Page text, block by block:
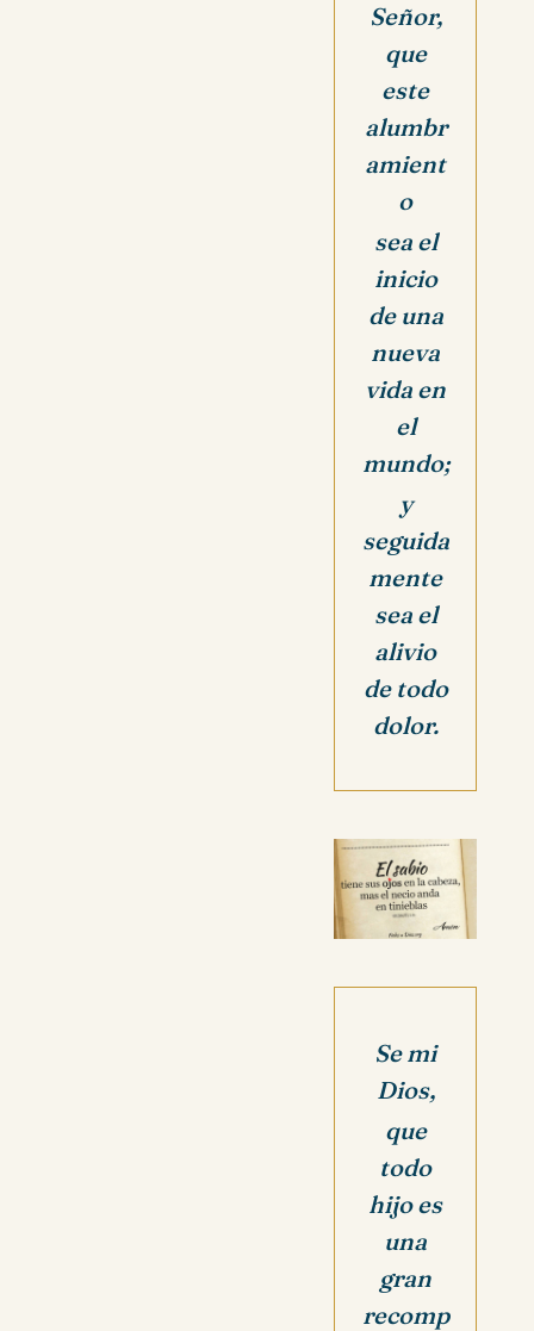
Señor,
que
este
alumbr
amient
o
sea el
inicio
de una
nueva
vida en
el
mundo;
y
seguida
mente
sea el
alivio
de todo
dolor.
Se mi
Dios,
que
todo
hijo es
una
gran
recomp